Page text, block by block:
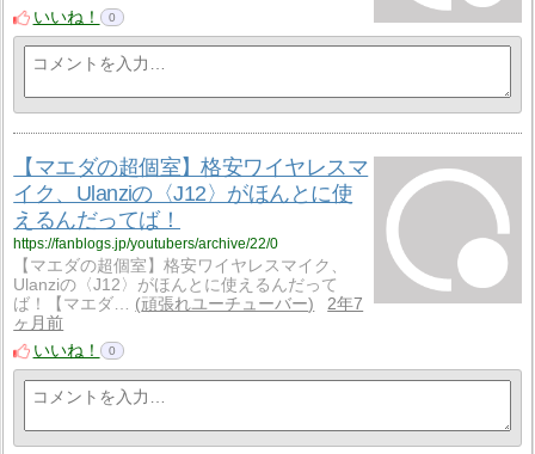
いいね！
0
【マエダの超個室】格安ワイヤレスマ
イク、Ulanziの〈J12〉がほんとに使
えるんだってば！
https://fanblogs.jp/youtubers/archive/22/0
【マエダの超個室】格安ワイヤレスマイク、
Ulanziの〈J12〉がほんとに使えるんだって
ば！【マエダ…
頑張れユーチューバー
2年7
ヶ月前
いいね！
0